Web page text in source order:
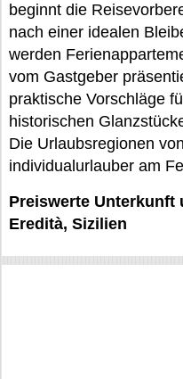
beginnt die
nach einer idealen
werden
vom Gastgeber
praktische Vorschläge
historischen
Die Urlaubsregionen
individualurlauber am
Preiswerte Unterkunft
Eredità, Sizilien